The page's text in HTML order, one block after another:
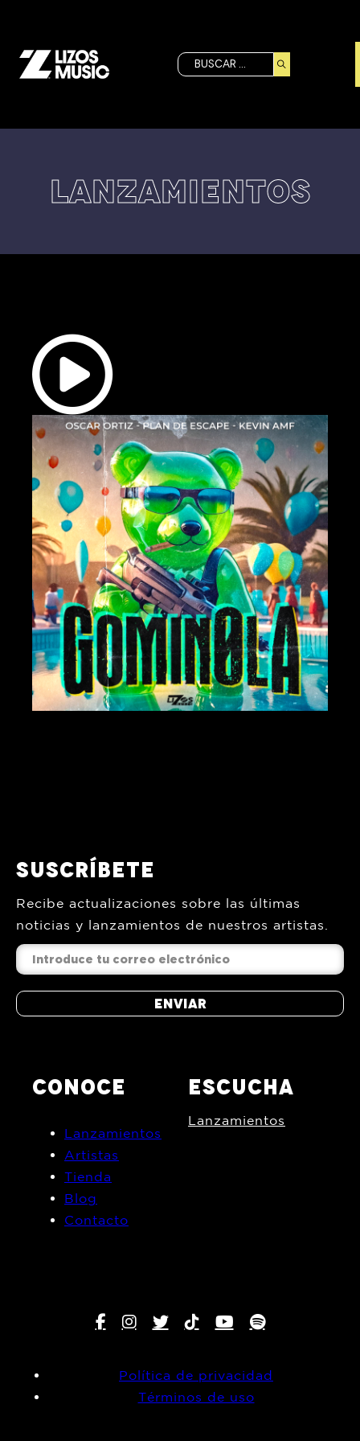
Buscar
LANZAMIENTOS
Suscríbete
Recibe actualizaciones sobre las últimas
noticias y lanzamientos de nuestros artistas.
Enviar
CONOCE
Lanzamientos
Artistas
Tienda
Blog
Contacto
ESCUCHA
Lanzamientos
Política de privacidad
Términos de uso